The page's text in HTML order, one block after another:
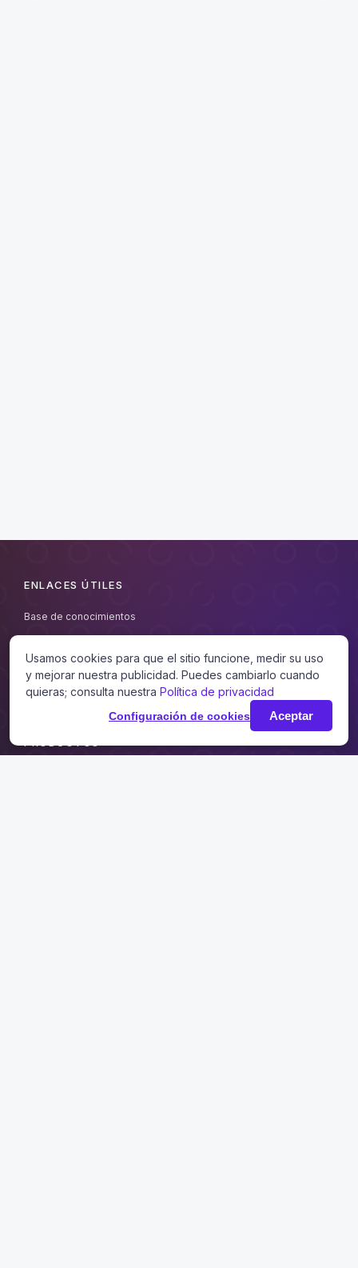
ENLACES ÚTILES
Base de conocimientos
Blog
Contacto
Usamos cookies para que el sitio funcione, medir su uso
y mejorar nuestra publicidad. Puedes cambiarlo cuando
quieras; consulta nuestra Política de privacidad
Configuración de cookies Aceptar